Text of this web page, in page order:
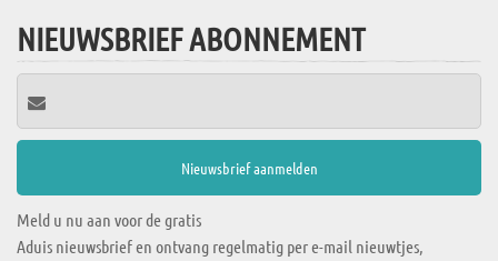
NIEUWSBRIEF ABONNEMENT
Meld u nu aan voor de gratis
Aduis nieuwsbrief en ontvang regelmatig per e-mail nieuwtjes,